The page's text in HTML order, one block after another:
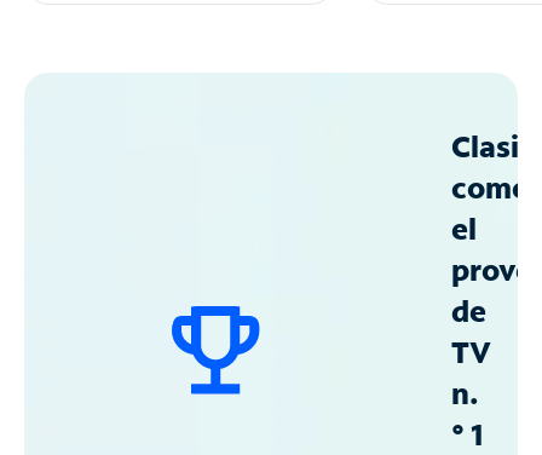
como
el
de
TV
n.
° 1